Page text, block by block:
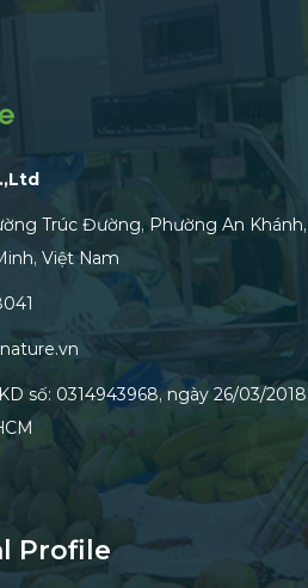
Trúc Đường, Phường An
Việt Nam
số: 0314943968, ngày 26/03/
Profile